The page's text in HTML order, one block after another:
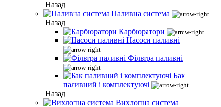
Назад
Паливна система
Назад
Карбюратори
Насоси паливні
Фільтра паливні
Бак
паливний і комплектуючі
Назад
Вихлопна система